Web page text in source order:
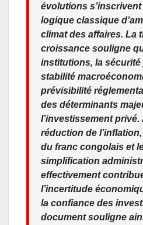
évolutions
logique classique
climat des affaires. La
croissance souligne
institutions, la sécurité
stabilité
prévisibilité
des déterminants
l’investissement privé.
réduction de
du franc congolais et
simplification
effectivement
l’incertitude
la confiance des
document souligne